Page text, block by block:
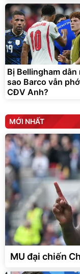
Bị Bellingham dằn
sao Barco vẫn
CĐV Anh?
MỚI NHẤT
MU đại chiến